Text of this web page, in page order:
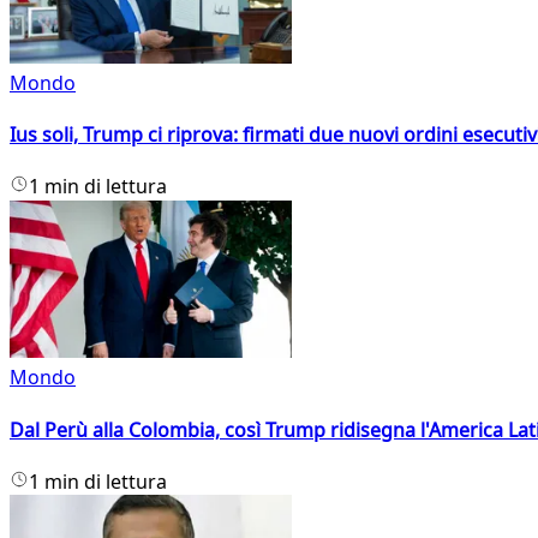
Mondo
Ius soli, Trump ci riprova: firmati due nuovi ordini
1 min di lettura
Mondo
Dal Perù alla Colombia, così Trump ridisegna l'America
1 min di lettura